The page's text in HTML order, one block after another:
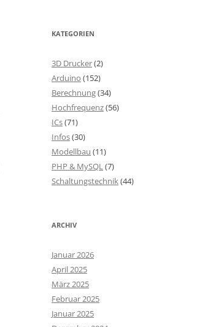
KATEGORIEN
3D Drucker(2)
Arduino (152)
Berechnung(34)
Hochfrequenz(56)
ICs(71)
Infos(30)
Modellbau (11)
PHP & MySQL(7)
Schaltungstechnik(44)
ARCHIV
Januar 2026
April 2025
März 2025
Februar 2025
Januar 2025